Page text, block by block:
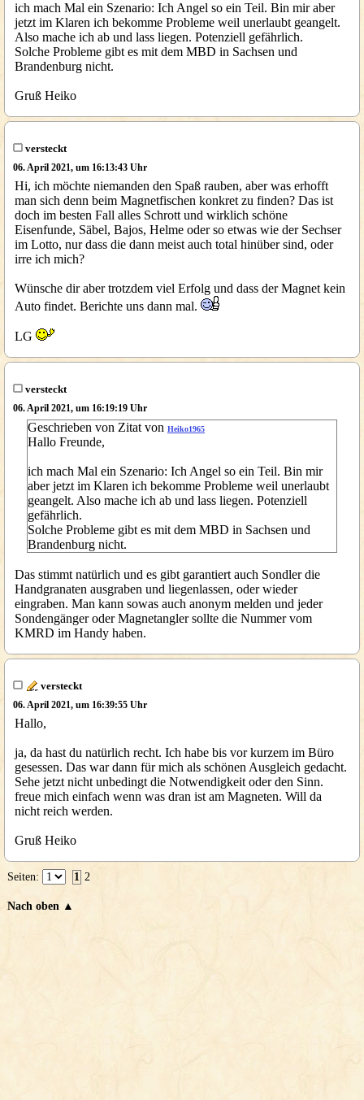
ich mach Mal ein Szenario: Ich Angel so ein Teil. Bin mir aber
jetzt im Klaren ich bekomme Probleme weil unerlaubt geangelt.
Also mache ich ab und lass liegen. Potenziell gefährlich.
Solche Probleme gibt es mit dem MBD in Sachsen und
Brandenburg nicht.
Gruß Heiko
versteckt
06. April 2021, um 16:13:43 Uhr
Hi, ich möchte niemanden den Spaß rauben, aber was erhofft
man sich denn beim Magnetfischen konkret zu finden? Das ist
doch im besten Fall alles Schrott und wirklich schöne
Eisenfunde, Säbel, Bajos, Helme oder so etwas wie der Sechser
im Lotto, nur dass die dann meist auch total hinüber sind, oder
irre ich mich?
Wünsche dir aber trotzdem viel Erfolg und dass der Magnet kein
Auto findet. Berichte uns dann mal.
LG
versteckt
06. April 2021, um 16:19:19 Uhr
Geschrieben von Zitat von Heiko1965
Hallo Freunde,
ich mach Mal ein Szenario: Ich Angel so ein Teil. Bin mir
aber jetzt im Klaren ich bekomme Probleme weil unerlaubt
geangelt. Also mache ich ab und lass liegen. Potenziell
gefährlich.
Solche Probleme gibt es mit dem MBD in Sachsen und
Brandenburg nicht.
Das stimmt natürlich und es gibt garantiert auch Sondler die
Handgranaten ausgraben und liegenlassen, oder wieder
eingraben. Man kann sowas auch anonym melden und jeder
Sondengänger oder Magnetangler sollte die Nummer vom
KMRD im Handy haben.
versteckt
06. April 2021, um 16:39:55 Uhr
Hallo,
ja, da hast du natürlich recht. Ich habe bis vor kurzem im Büro
gesessen. Das war dann für mich als schönen Ausgleich gedacht.
Sehe jetzt nicht unbedingt die Notwendigkeit oder den Sinn.
freue mich einfach wenn was dran ist am Magneten. Will da
nicht reich werden.
Gruß Heiko
Seiten: 1 2
Nach oben ▲